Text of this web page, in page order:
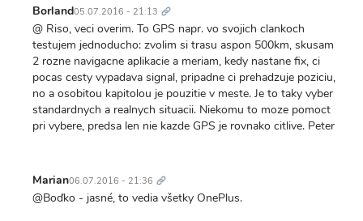
Borland05.07.2016 - 21:13 odkaz
@ Riso, veci overim. To GPS napr. vo svojich clankoch
testujem jednoducho: zvolim si trasu aspon 500km, skusam
2 rozne navigacne aplikacie a meriam, kedy nastane fix, ci
pocas cesty vypadava signal, pripadne ci prehadzuje poziciu,
no a osobitou kapitolou je pouzitie v meste. Je to taky vyber
standardnych a realnych situacii. Niekomu to moze pomoct
pri vybere, predsa len nie kazde GPS je rovnako citlive. Peter
Marian06.07.2016 - 21:36 odkaz
@Boďko - jasné, to vedia všetky OnePlus.